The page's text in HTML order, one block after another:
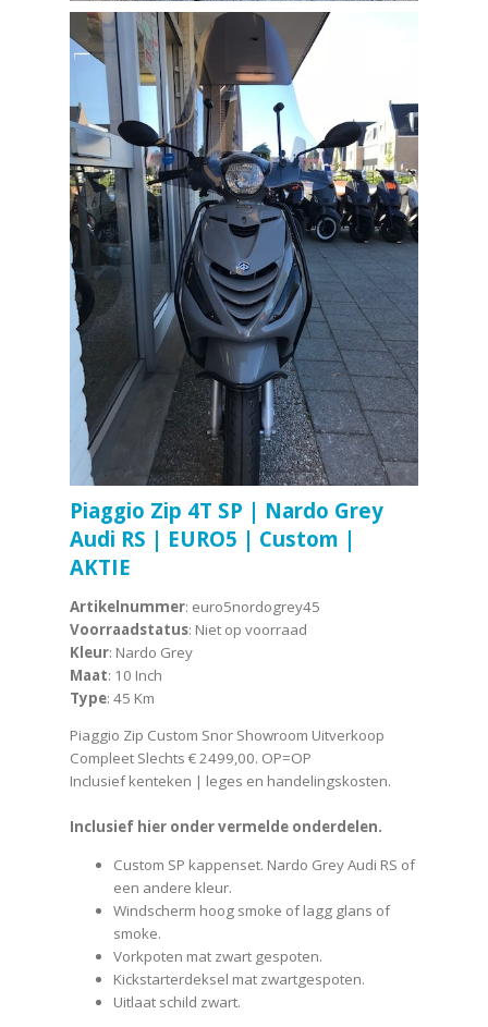
Piaggio Zip 4T SP | Nardo Grey
Audi RS | EURO5 | Custom |
AKTIE
Artikelnummer: euro5nordogrey45
Voorraadstatus: Niet op voorraad
Kleur: Nardo Grey
Maat: 10 Inch
Type: 45 Km
Piaggio Zip Custom Snor Showroom Uitverkoop
Compleet Slechts € 2499,00. OP=OP
Inclusief kenteken | leges en handelingskosten.
Inclusief hier onder vermelde onderdelen.
Custom SP kappenset. Nardo Grey Audi RS of
een andere kleur.
Windscherm hoog smoke of lagg glans of
smoke.
Vorkpoten mat zwart gespoten.
Kickstarterdeksel mat zwartgespoten.
Uitlaat schild zwart.